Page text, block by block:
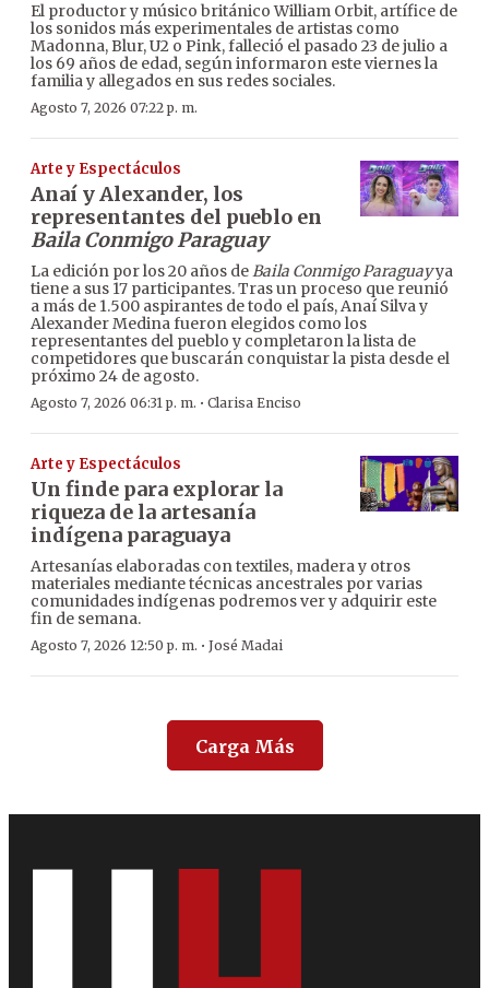
El productor y músico británico William Orbit, artífice de
los sonidos más experimentales de artistas como
Madonna, Blur, U2 o Pink, falleció el pasado 23 de julio a
los 69 años de edad, según informaron este viernes la
familia y allegados en sus redes sociales.
Agosto 7, 2026 07:22 p. m.
Arte y Espectáculos
Anaí y Alexander, los
representantes del pueblo en
Baila Conmigo Paraguay
La edición por los 20 años deBaila Conmigo Paraguayya
tiene a sus 17 participantes. Tras un proceso que reunió
a más de 1.500 aspirantes de todo el país, Anaí Silva y
Alexander Medina fueron elegidos como los
representantes del pueblo y completaron la lista de
competidores que buscarán conquistar la pista desde el
próximo 24 de agosto.
Agosto 7, 2026 06:31 p. m. · Clarisa Enciso
Arte y Espectáculos
Un finde para explorar la
riqueza de la artesanía
indígena paraguaya
Artesanías elaboradas con textiles, madera y otros
materiales mediante técnicas ancestrales por varias
comunidades indígenas podremos ver y adquirir este
fin de semana.
Agosto 7, 2026 12:50 p. m. · José Madai
Carga Más